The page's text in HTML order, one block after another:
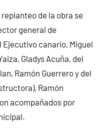
de la obra se
general de
canario, Miguel
Gladys Acuña, del
Ramón Guerrero y del
Ramón
acompañados por